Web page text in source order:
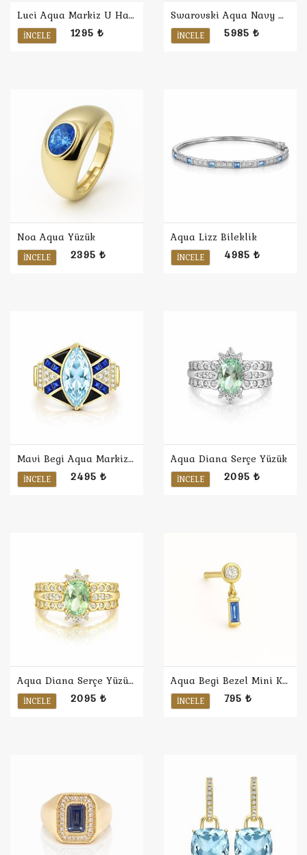
Luci Aqua Markiz U Halka Küpe
İNCELE 1295 ₺
Swarovski Aqua Navy Yüzük
İNCELE 5985 ₺
Noa Aqua Yüzük
İNCELE 2395 ₺
Aqua Lizz Bileklik
İNCELE 4985 ₺
Mavi Begi Aqua Markiz Yüzük / Sarı
İNCELE 2495 ₺
Aqua Diana Serçe Yüzük
İNCELE 2095 ₺
Aqua Diana Serçe Yüzük / Sarı
İNCELE 2095 ₺
Aqua Begi Bezel Mini Küpe
İNCELE 795 ₺